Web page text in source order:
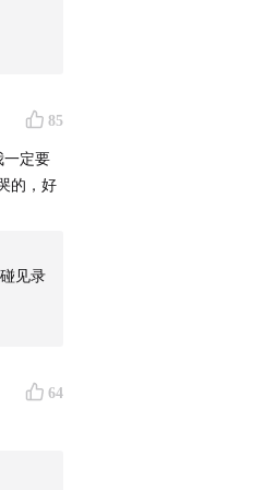
85
一定要
的，好
见录
64